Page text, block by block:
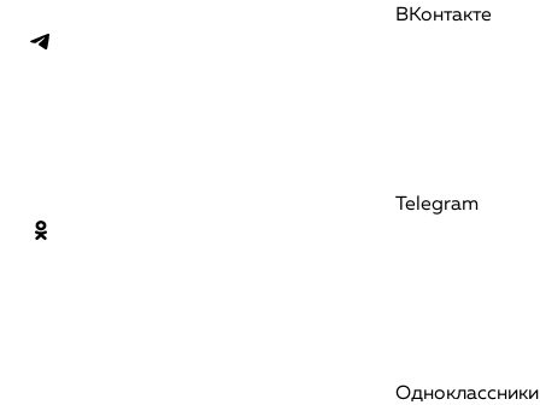
ВКонтакте
Telegram
Одноклассники